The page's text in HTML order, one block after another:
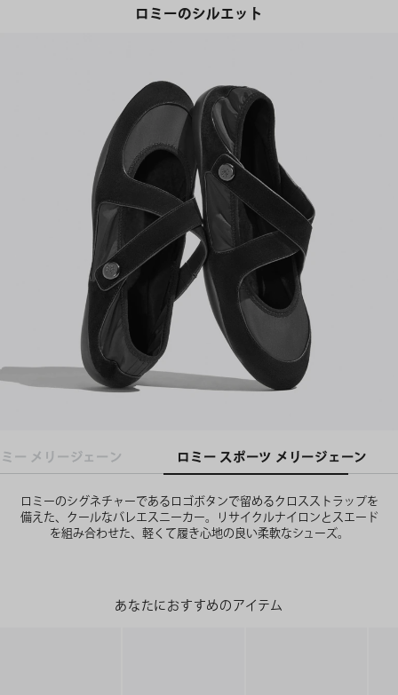
ロミーのシルエット
ー メリージェーン ロミー スポーツ メリージェーン
ロミーのシグネチャーであるロゴボタンで留めるクロスストラップを
備えた、クールなバレエスニーカー。リサイクルナイロンとスエード
を組み合わせた、軽くて履き心地の良い柔軟なシューズ。
あなたにおすすめのアイテム